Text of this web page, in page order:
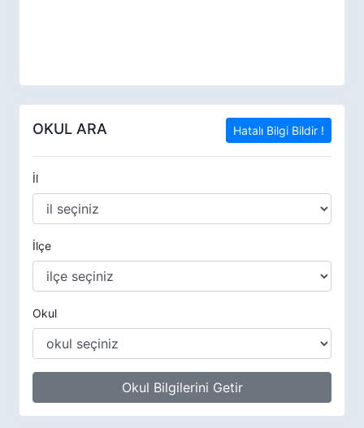
OKUL ARA Hatalı Bilgi Bildir !
İl
İlçe
Okul
Okul Bilgilerini Getir